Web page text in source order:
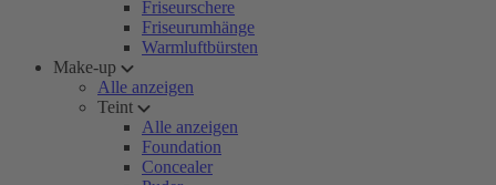
Friseurschere
Friseurumhänge
Warmluftbürsten
Make-up
Alle anzeigen
Teint
Alle anzeigen
Foundation
Concealer